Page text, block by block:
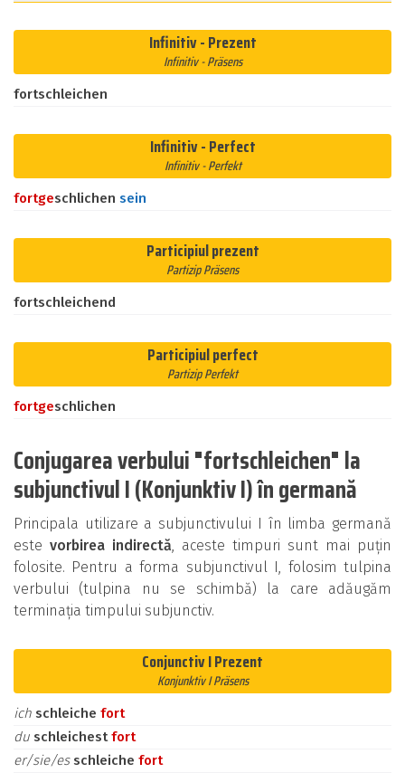
Infinitiv - Prezent
Infinitiv - Präsens
fortschleichen
Infinitiv - Perfect
Infinitiv - Perfekt
fortgeschlichen sein
Participiul prezent
Partizip Präsens
fortschleichend
Participiul perfect
Partizip Perfekt
fortgeschlichen
Conjugarea verbului "fortschleichen" la
subjunctivul I (Konjunktiv I) în germană
Principala utilizare a subjunctivului I în limba germană
este vorbirea indirectă, aceste timpuri sunt mai puțin
folosite. Pentru a forma subjunctivul I, folosim tulpina
verbului (tulpina nu se schimbă) la care adăugăm
terminația timpului subjunctiv.
Conjunctiv I Prezent
Konjunktiv I Präsens
ich schleiche fort
du schleichestfort
er/sie/es schleiche fort